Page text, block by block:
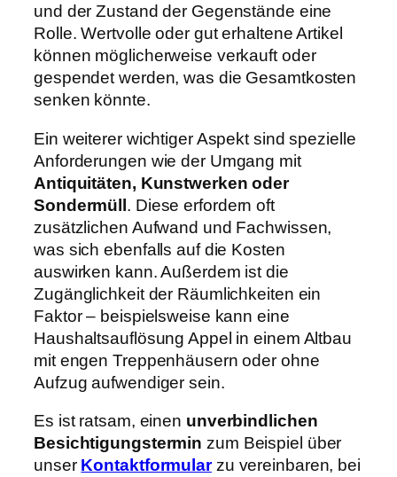
und der Zustand der Gegenstände eine
Rolle. Wertvolle oder gut erhaltene Artikel
können möglicherweise verkauft oder
gespendet werden, was die Gesamtkosten
senken könnte.
Ein weiterer wichtiger Aspekt sind spezielle
Anforderungen wie der Umgang mit
Antiquitäten, Kunstwerken oder
Sondermüll. Diese erfordern oft
zusätzlichen Aufwand und Fachwissen,
was sich ebenfalls auf die Kosten
auswirken kann. Außerdem ist die
Zugänglichkeit der Räumlichkeiten ein
Faktor – beispielsweise kann eine
Haushaltsauflösung Appel in einem Altbau
mit engen Treppenhäusern oder ohne
Aufzug aufwendiger sein.
Es ist ratsam, einen unverbindlichen
Besichtigungstermin zum Beispiel über
unser Kontaktformularzu vereinbaren, bei